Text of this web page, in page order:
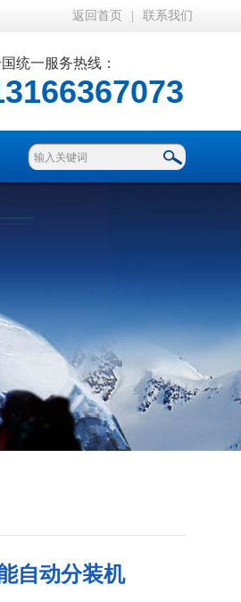
返回首页 联系我们
统一服务热线：
自动分装机